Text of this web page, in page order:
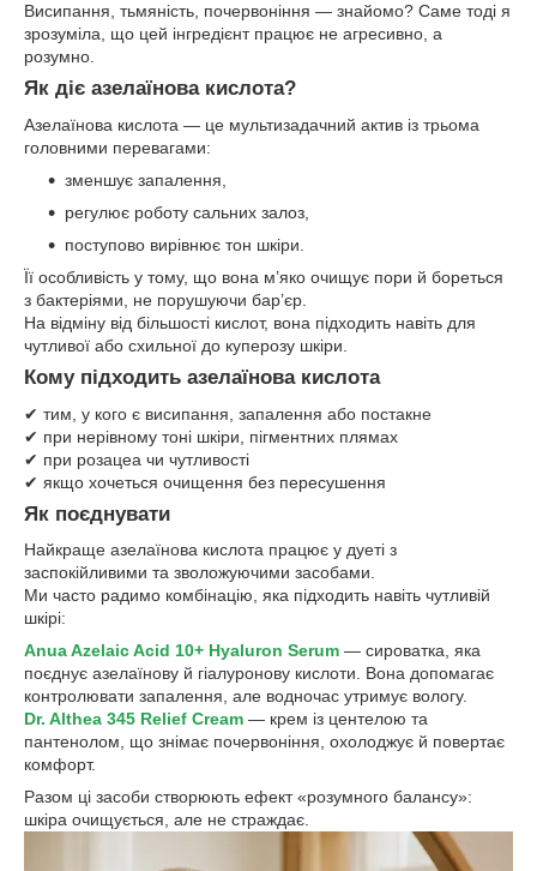
Висипання, тьмяність, почервоніння — знайомо? Саме тоді я
зрозуміла, що цей інгредієнт працює не агресивно, а
розумно.
Як діє азелаїнова кислота?
Азелаїнова кислота — це мультизадачний актив із трьома
головними перевагами:
зменшує запалення,
регулює роботу сальних залоз,
поступово вирівнює тон шкіри.
Її особливість у тому, що вона м’яко очищує пори й бореться
з бактеріями, не порушуючи бар’єр.
На відміну від більшості кислот, вона підходить навіть для
чутливої або схильної до куперозу шкіри.
Кому підходить азелаїнова кислота
✔ тим, у кого є висипання, запалення або постакне
✔ при нерівному тоні шкіри, пігментних плямах
✔ при розацеа чи чутливості
✔ якщо хочеться очищення без пересушення
Як поєднувати
Найкраще азелаїнова кислота працює у дуеті з
заспокійливими та зволожуючими засобами.
Ми часто радимо комбінацію, яка підходить навіть чутливій
шкірі:
Anua Azelaic Acid 10+ Hyaluron Serum — сироватка, яка
поєднує азелаїнову й гіалуронову кислоти. Вона допомагає
контролювати запалення, але водночас утримує вологу.
Dr. Althea 345 Relief Cream — крем із центелою та
пантенолом, що знімає почервоніння, охолоджує й повертає
комфорт.
Разом ці засоби створюють ефект «розумного балансу»:
шкіра очищується, але не страждає.